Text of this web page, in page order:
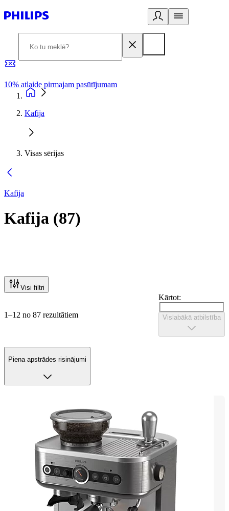
10% atlaide pirmajam pasūtījumam
Kafija
Visas sērijas
Kafija
Kafija (87)
Visi filtri
1–12 no 87 rezultātiem
Kārtot:
Vislabākā atbilstība
Piena apstrādes risinājumi